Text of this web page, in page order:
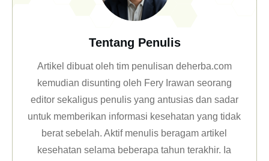
Tentang Penulis
Artikel dibuat oleh tim penulisan deherba.com
kemudian disunting oleh Fery Irawan seorang
editor sekaligus penulis yang antusias dan sadar
untuk memberikan informasi kesehatan yang tidak
berat sebelah. Aktif menulis beragam artikel
kesehatan selama beberapa tahun terakhir. Ia